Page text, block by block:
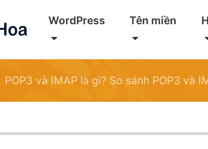
WordPress Tên miền
POP3 và IMAP là gì? So sánh POP3 và